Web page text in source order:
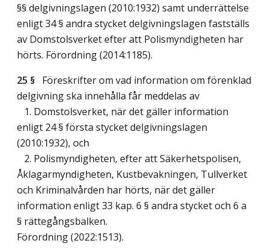
§§ delgivningslagen (2010:1932) samt underrättelse
enligt 34 § andra stycket delgivningslagen fastställs
av Domstolsverket efter att Polismyndigheten har
hörts. Förordning (2014:1185).
25 § Föreskrifter om vad information om förenklad
delgivning ska innehålla får meddelas av
1. Domstolsverket, när det gäller information
enligt 24 § första stycket delgivningslagen
(2010:1932), och
2. Polismyndigheten, efter att Säkerhetspolisen,
Åklagarmyndigheten, Kustbevakningen, Tullverket
och Kriminalvården har hörts, när det gäller
information enligt 33 kap. 6 § andra stycket och 6 a
§ rättegångsbalken.
Förordning (2022:1513).